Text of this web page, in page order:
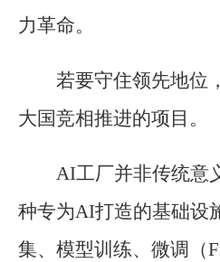
力革命。
若要守住领先地位
大国竞相推进的项目。
AI工厂并非传统意
种专为AI打造的基础设
集、模型训练、微调（